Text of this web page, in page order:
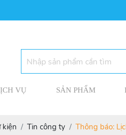
VỤ SẢN PHẨM
kiện Tin công ty Thông báo: